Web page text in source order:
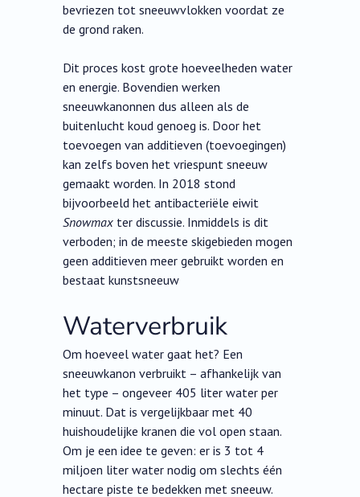
bevriezen tot sneeuwvlokken voordat ze
de grond raken.
Dit proces kost grote hoeveelheden water
en energie. Bovendien werken
sneeuwkanonnen dus alleen als de
buitenlucht koud genoeg is. Door het
toevoegen van additieven (toevoegingen)
kan zelfs boven het vriespunt sneeuw
gemaakt worden. In 2018 stond
bijvoorbeeld het antibacteriële eiwit
Snowmax ter discussie. Inmiddels is dit
verboden; in de meeste skigebieden mogen
geen additieven meer gebruikt worden en
bestaat kunstsneeuw
Waterverbruik
Om hoeveel water gaat het? Een
sneeuwkanon verbruikt – afhankelijk van
het type – ongeveer 405 liter water per
minuut. Dat is vergelijkbaar met 40
huishoudelijke kranen die vol open staan.
Om je een idee te geven: er is 3 tot 4
miljoen liter water nodig om slechts één
hectare piste te bedekken met sneeuw.